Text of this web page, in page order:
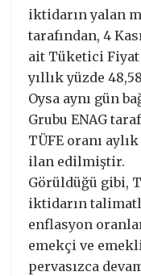
iktidarın yalan
tarafından, 4
ait Tüketici Fiyat
yıllık yüzde
Oysa aynı gün
Grubu ENAG
TÜFE oranı
ilan edilmiştir.
Görüldüğü gibi,
iktidarın
enflasyon
emekçi ve
pervasızca